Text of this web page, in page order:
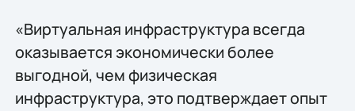
«Виртуальная инфраструктура всегда
оказывается экономически более
выгодной, чем физическая
инфраструктура, это подтверждает опыт